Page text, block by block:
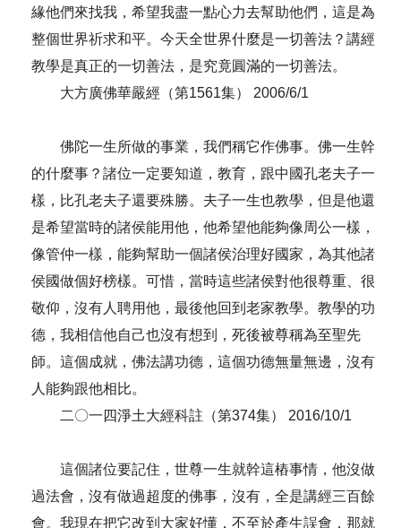
緣他們來找我，希望我盡一點心力去幫助他們，這是為
整個世界祈求和平。今天全世界什麼是一切善法？講經
教學是真正的一切善法，是究竟圓滿的一切善法。
大方廣佛華嚴經（第1561集） 2006/6/1
佛陀一生所做的事業，我們稱它作佛事。佛一生幹
的什麼事？諸位一定要知道，教育，跟中國孔老夫子一
樣，比孔老夫子還要殊勝。夫子一生也教學，但是他還
是希望當時的諸侯能用他，他希望他能夠像周公一樣，
像管仲一樣，能夠幫助一個諸侯治理好國家，為其他諸
侯國做個好榜樣。可惜，當時這些諸侯對他很尊重、很
敬仰，沒有人聘用他，最後他回到老家教學。教學的功
德，我相信他自己也沒有想到，死後被尊稱為至聖先
師。這個成就，佛法講功德，這個功德無量無邊，沒有
人能夠跟他相比。
二〇一四淨土大經科註（第374集） 2016/10/1
這個諸位要記住，世尊一生就幹這樁事情，他沒做
過法會，沒有做過超度的佛事，沒有，全是講經三百餘
會。我現在把它改到大家好懂，不至於產生誤會，那就